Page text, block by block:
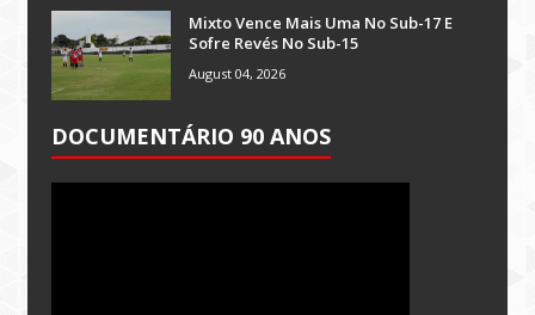
Mixto Vence Mais Uma No Sub-17 E
Sofre Revés No Sub-15
August 04, 2026
DOCUMENTÁRIO 90 ANOS